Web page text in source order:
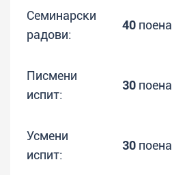
Семинарски
радови:
40 поена
Писмени
испит:
30 поена
Усмени
испит:
30 поена